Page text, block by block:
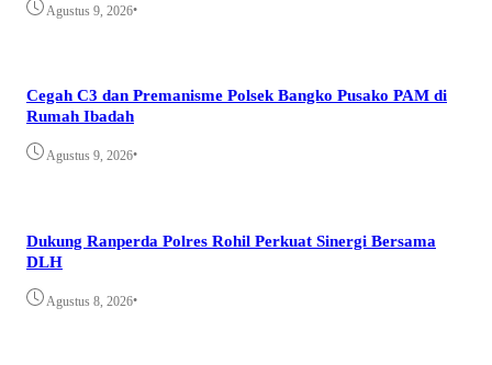
Agustus 9, 2026•
Cegah C3 dan Premanisme Polsek Bangko Pusako PAM di
Rumah Ibadah
Agustus 9, 2026•
Dukung Ranperda Polres Rohil Perkuat Sinergi Bersama
DLH
Agustus 8, 2026•